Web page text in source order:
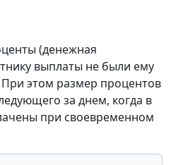
(денежная
выплаты не были ему
этом размер процентов
за днем, когда в
при своевременном